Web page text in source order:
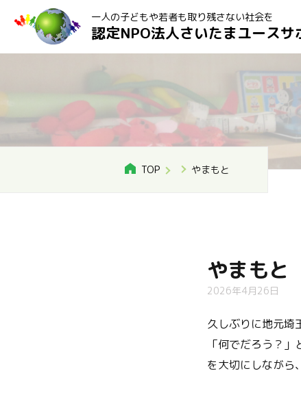
一人の子どもや若者も取り残さない社会を
認定NPO法人さいたまユースサ
TOP やまもと
やまもと
2026年4月26日
久しぶりに地元埼
「何でだろう？
を大切にしながら